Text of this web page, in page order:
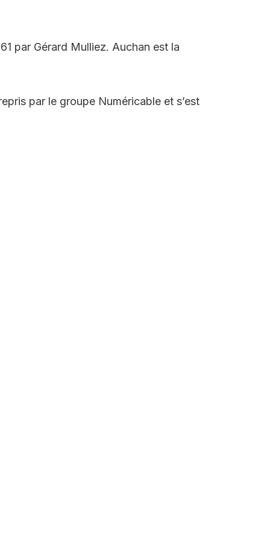
par Gérard Mulliez. Auchan est la
par le groupe Numéricable et s’est